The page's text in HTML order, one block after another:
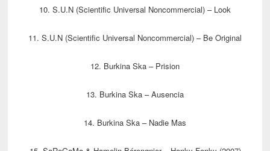
10. S.U.N (Scientific Universal Noncommercial) – Look
11. S.U.N (Scientific Universal Noncommercial) – Be Original
12. Burkina Ska – Prision
13. Burkina Ska – Ausencia
14. Burkina Ska – Nadie Mas